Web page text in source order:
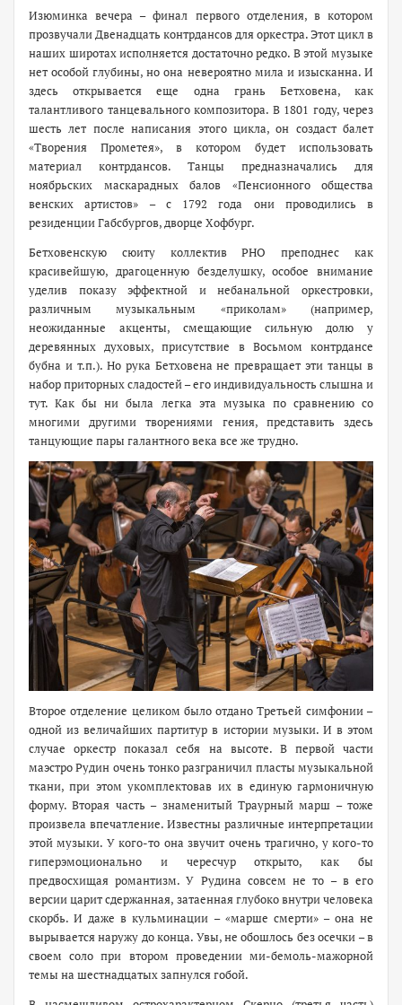
Изюминка вечера – финал первого отделения, в котором
прозвучали Двенадцать контрдансов для оркестра. Этот цикл в
наших широтах исполняется достаточно редко. В этой музыке
нет особой глубины, но она невероятно мила и изысканна. И
здесь открывается еще одна грань Бетховена, как
талантливого танцевального композитора. В 1801 году, через
шесть лет после написания этого цикла, он создаст балет
«Творения Прометея», в котором будет использовать
материал контрдансов. Танцы предназначались для
ноябрьских маскарадных балов «Пенсионного общества
венских артистов» – с 1792 года они проводились в
резиденции Габсбургов, дворце Хофбург.
Бетховенскую сюиту коллектив РНО преподнес как
красивейшую, драгоценную безделушку, особое внимание
уделив показу эффектной и небанальной оркестровки,
различным музыкальным «приколам» (например,
неожиданные акценты, смещающие сильную долю у
деревянных духовых, присутствие в Восьмом контрдансе
бубна и т.п.). Но рука Бетховена не превращает эти танцы в
набор приторных сладостей – его индивидуальность слышна и
тут. Как бы ни была легка эта музыка по сравнению со
многими другими творениями гения, представить здесь
танцующие пары галантного века все же трудно.
Второе отделение целиком было отдано Третьей симфонии –
одной из величайших партитур в истории музыки. И в этом
случае оркестр показал себя на высоте. В первой части
маэстро Рудин очень тонко разграничил пласты музыкальной
ткани, при этом укомплектовав их в единую гармоничную
форму. Вторая часть – знаменитый Траурный марш – тоже
произвела впечатление. Известны различные интерпретации
этой музыки. У кого-то она звучит очень трагично, у кого-то
гиперэмоционально и чересчур открыто, как бы
предвосхищая романтизм. У Рудина совсем не то – в его
версии царит сдержанная, затаенная глубоко внутри человека
скорбь. И даже в кульминации – «марше смерти» – она не
вырывается наружу до конца. Увы, не обошлось без осечки – в
своем соло при втором проведении ми-бемоль-мажорной
темы на шестнадцатых запнулся гобой.